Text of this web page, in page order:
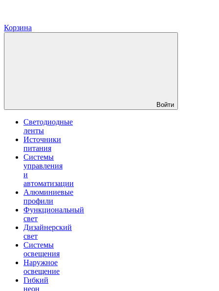
Корзина
Войти
Светодиодные
ленты
Источники
питания
Системы
управления
и
автоматизации
Алюминиевые
профили
Функциональный
свет
Дизайнерский
свет
Системы
освещения
Наружное
освещение
Гибкий
неон